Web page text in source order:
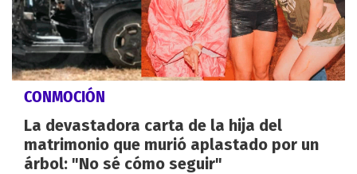
CONMOCIÓN
La devastadora carta de la hija del
matrimonio que murió aplastado por un
árbol: "No sé cómo seguir"